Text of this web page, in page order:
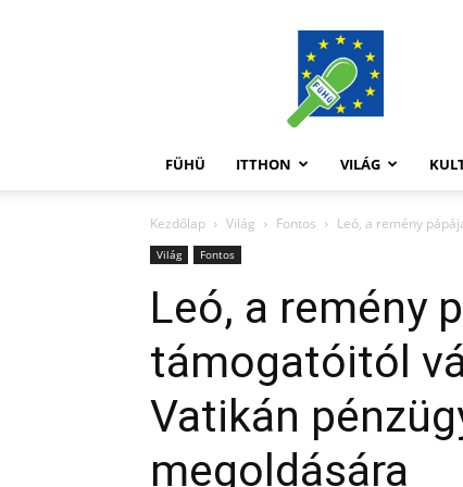
FüHü
FÜHÜ ITTHON VILÁG
Kezdőlap Világ Fontos Leó, a remény
Világ Fontos
Leó, a remény
támogatóitól
Vatikán
megoldására